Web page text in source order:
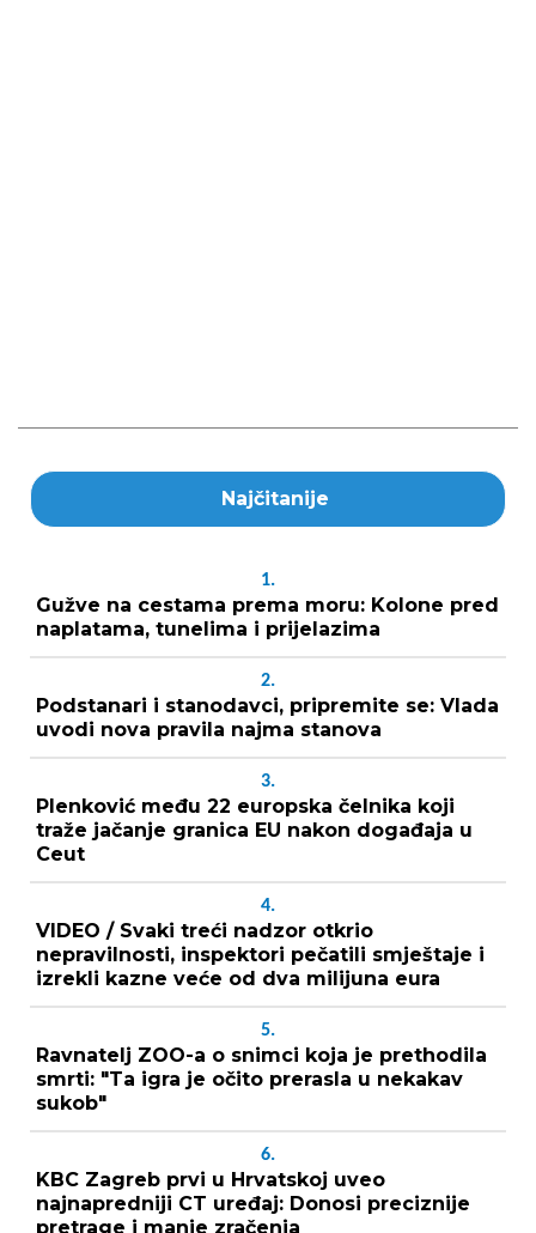
Najčitanije
1.
Gužve na cestama prema moru: Kolone pred
naplatama, tunelima i prijelazima
2.
Podstanari i stanodavci, pripremite se: Vlada
uvodi nova pravila najma stanova
3.
Plenković među 22 europska čelnika koji
traže jačanje granica EU nakon događaja u
Ceut
4.
VIDEO / Svaki treći nadzor otkrio
nepravilnosti, inspektori pečatili smještaje i
izrekli kazne veće od dva milijuna eura
5.
Ravnatelj ZOO-a o snimci koja je prethodila
smrti: "Ta igra je očito prerasla u nekakav
sukob"
6.
KBC Zagreb prvi u Hrvatskoj uveo
najnapredniji CT uređaj: Donosi preciznije
pretrage i manje zračenja